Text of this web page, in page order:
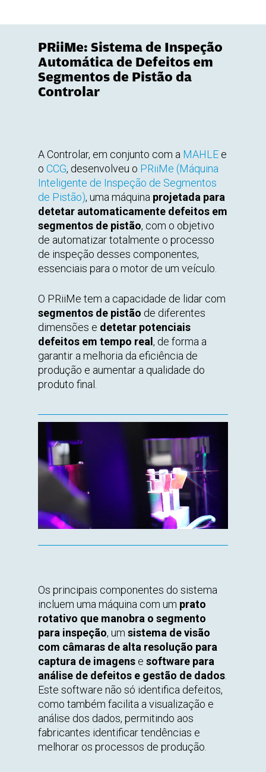
PRiiMe: Sistema de Inspeção
Automática de Defeitos em
Segmentos de Pistão da
Controlar
A Controlar, em conjunto com a MAHLE e
o CCG, desenvolveu o PRiiMe (Máquina
Inteligente de Inspeção de Segmentos
de Pistão), uma máquina projetada para
detetar automaticamente defeitos em
segmentos de pistão, com o objetivo
de automatizar totalmente o processo
de inspeção desses componentes,
essenciais para o motor de um veículo.
O PRiiMe tem a capacidade de lidar com
segmentos de pistão de diferentes
dimensões e detetar potenciais
defeitos em tempo real , de forma a
garantir a melhoria da eficiência de
produção e aumentar a qualidade do
produto final.
Os principais componentes do sistema
incluem uma máquina com um prato
rotativo que manobra o segmento
para inspeção, um sistema de visão
com câmaras de alta resolução para
captura de imagens e software para
análise de defeitos e gestão de dados
Este software não só identifica defeitos,
como também facilita a visualização e
análise dos dados, permitindo aos
fabricantes identificar tendências e
melhorar os processos de produção.